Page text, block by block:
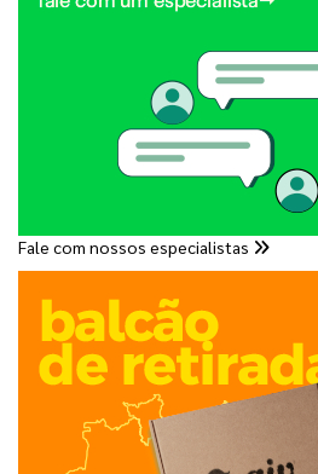
Fale com nossos especialistas